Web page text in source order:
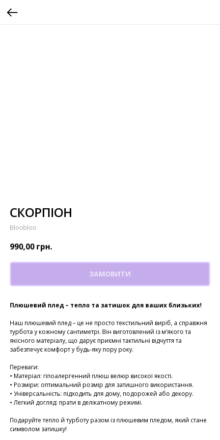
СКОРПІОН
Bloobloo
990,00 грн.
ЗАМОВИТИ
Плюшевий плед – тепло та затишок для ваших близьких!
Наш плюшевий плед – це не просто текстильний виріб, а справжня
турбота у кожному сантиметрі. Він виготовлений із м’якого та
якісного матеріалу, що дарує приємні тактильні відчуття та
забезпечує комфорт у будь-яку пору року.
Переваги:
• Матеріал: гіпоалергенний плюш велюр високої якості.
• Розміри: оптимальний розмір для затишного використання.
• Універсальність: підходить для дому, подорожей або декору.
• Легкий догляд: прати в делікатному режимі.
Подаруйте тепло й турботу разом із плюшевим пледом, який стане
символом затишку!